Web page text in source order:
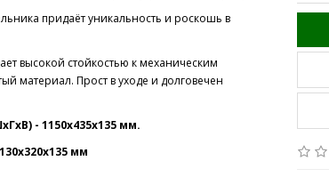
придаёт уникальность и роскошь в
высокой стойкостью к механическим
материал. Прост в уходе и долговечен
- 1150х435х135 мм.
мм